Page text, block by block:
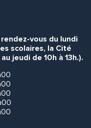
vous du lundi
scolaires, la Cité
jeudi de 10h à 13h.).